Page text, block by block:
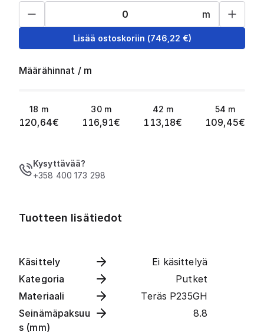
m
Lisää ostoskoriin (746,22 €)
Määrähinnat / m
18 m
120,64€
30 m
116,91€
42 m
113,18€
54 m
109,45€
Kysyttävää?
+358 400 173 298
Tuotteen lisätiedot
Käsittely
Ei käsittelyä
Kategoria
Putket
Materiaali
Teräs P235GH
Seinämäpaksuu
s (mm)
8.8